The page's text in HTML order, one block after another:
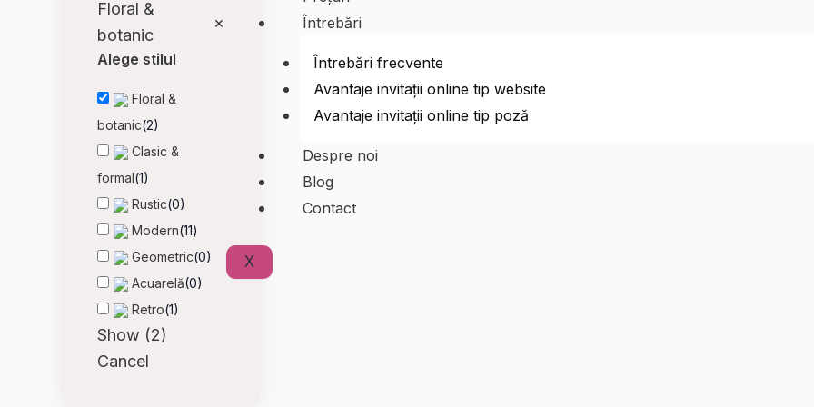
Întrebări
Întrebări frecvente
Avantaje invitații online tip website
Avantaje invitații online tip poză
Despre noi
Blog
Contact
X
Floral &
botanic
×
Alege stilul
Floral &
botanic(2)
Clasic &
formal(1)
Rustic(0)
Modern(11)
Geometric(0)
Acuarelă(0)
Retro(1)
Show (2)
Cancel